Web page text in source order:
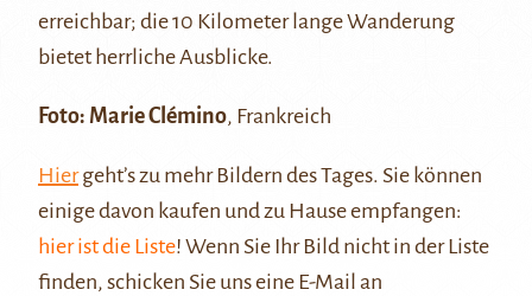
erreichbar; die 10 Kilometer lange Wanderung
bietet herrliche Ausblicke.
Foto: Marie Clémino, Frankreich
Hiergeht’s zu mehr Bildern des Tages. Sie können
einige davon kaufen und zu Hause empfangen:
hier ist die Liste! Wenn Sie Ihr Bild nicht in der Liste
finden, schicken Sie uns eine E-Mail an